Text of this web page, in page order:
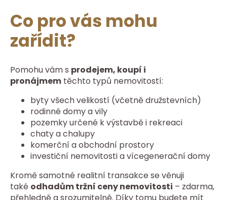
Co pro vás mohu
zařídit?
Pomohu vám s prodejem, koupí i
pronájmem těchto typů nemovitostí:
byty všech velikostí (včetně družstevních)
rodinné domy a vily
pozemky určené k výstavbě i rekreaci
chaty a chalupy
komerční a obchodní prostory
investiční nemovitosti a vícegenerační domy
Kromě samotné realitní transakce se věnuji
také odhadům tržní ceny nemovitosti – zdarma,